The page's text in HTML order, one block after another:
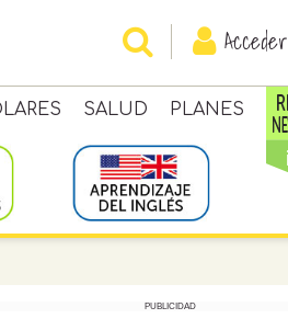
Acceder
SALUD PLANES
PUBLICIDAD